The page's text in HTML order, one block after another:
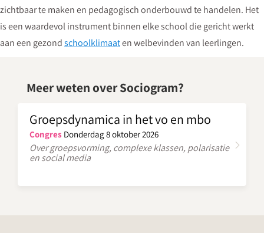
zichtbaar te maken en pedagogisch onderbouwd te handelen. Het
is een waardevol instrument binnen elke school die gericht werkt
aan een gezondschoolklimaaten welbevinden van leerlingen.
Meer weten over Sociogram?
Groepsdynamica in het vo en mbo
Congres Donderdag 8 oktober 2026
Over groepsvorming, complexe klassen, polarisatie
en social media